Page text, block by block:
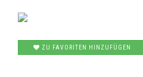
ZU FAVORITEN HINZUFÜGEN